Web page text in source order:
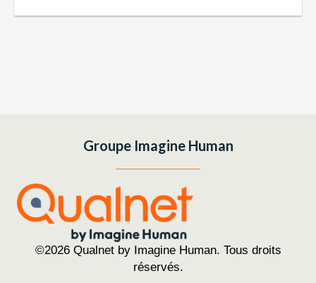
Groupe Imagine Human
©2026 Qualnet by Imagine Human. Tous droits
réservés.